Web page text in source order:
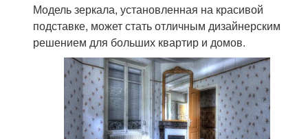
Модель зеркала, установленная на красивой
подставке, может стать отличным дизайнерским
решением для больших квартир и домов.